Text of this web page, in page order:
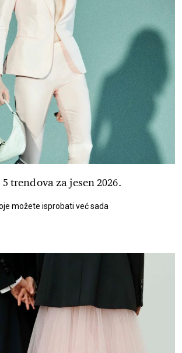
trendova za jesen 2026.
možete isprobati već sada